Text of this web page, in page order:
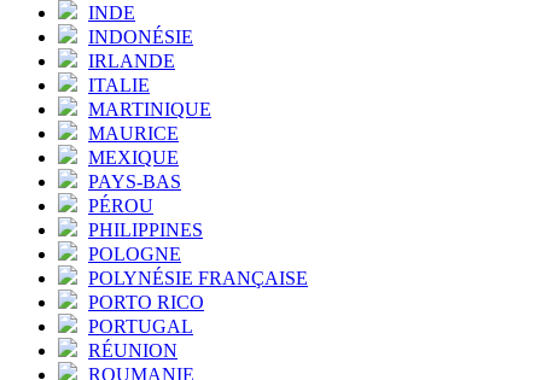
INDE
INDONÉSIE
IRLANDE
ITALIE
MARTINIQUE
MAURICE
MEXIQUE
PAYS-BAS
PÉROU
PHILIPPINES
POLOGNE
POLYNÉSIE FRANÇAISE
PORTO RICO
PORTUGAL
RÉUNION
ROUMANIE